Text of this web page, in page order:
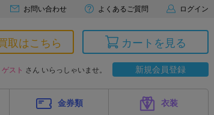
お問い合わせ よくあるご質問 ログイン
取はこちら カートを見る
ゲスト さん いらっしゃいませ。 新規会員登録
金券類 衣装